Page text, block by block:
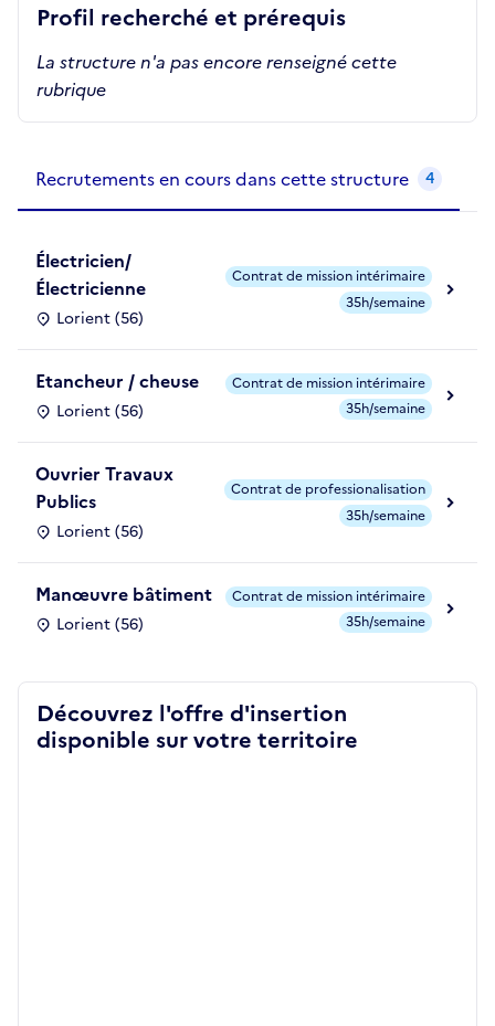
Profil recherché et prérequis
La structure n'a pas encore renseigné cette
rubrique
Recrutements en cours dans cette structure 4
Électricien/
Électricienne
Lorient (56)
Contrat de mission intérimaire
35h/semaine
Etancheur / cheuse
Lorient (56)
Contrat de mission intérimaire
35h/semaine
Ouvrier Travaux
Publics
Lorient (56)
Contrat de professionalisation
35h/semaine
Manœuvre bâtiment
Lorient (56)
Contrat de mission intérimaire
35h/semaine
Découvrez l'offre d'insertion
disponible sur votre territoire